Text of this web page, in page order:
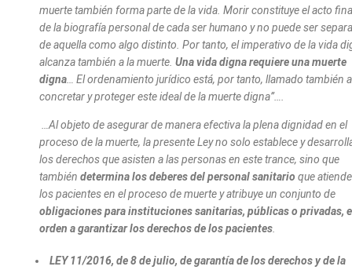
muerte también forma parte de la vida. Morir constituye el acto
de la biografía personal de cada ser humano y no puede ser
de aquella como algo distinto. Por tanto, el imperativo de la vida
alcanza también a la muerte. Una vida digna requiere una muerte
digna … El ordenamiento jurídico está, por tanto, llamado también a
concretar y proteger este ideal de la muerte digna”….
…Al objeto de asegurar de manera efectiva la plena dignidad en el
proceso de la muerte, la presente Ley no solo establece y
los derechos que asisten a las personas en este trance, sino que
también determina los deberes del personal sanitario que
los pacientes en el proceso de muerte y atribuye un conjunto de
obligaciones para instituciones sanitarias, públicas o privadas,
orden a garantizar los derechos de los pacientes
LEY 11/2016, de 8 de julio, de garantía de los derechos y de la